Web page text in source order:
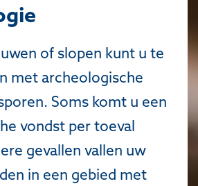
of slopen kunt u te
met archeologische
Soms komt u een
vondst per toeval
gevallen vallen uw
in een gebied met